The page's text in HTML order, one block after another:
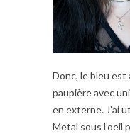
Donc, le bleu est
paupière avec
en externe. J’ai
Metal sous l’oeil